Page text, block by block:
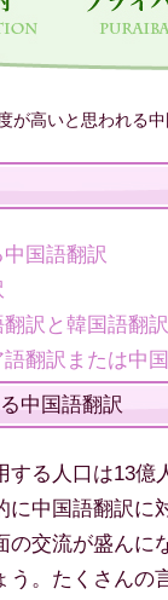
が高いと思われる
国語翻訳
訳と韓国語翻訳
翻訳または中
中国語翻訳
する人口は13億
に中国語翻訳に
の交流が盛んに
う。たくさんの